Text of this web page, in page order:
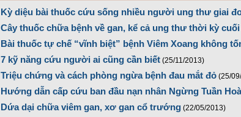
Kỳ diệu bài thuốc cứu sống nhiều người ung thư giai
Cây thuốc chữa bệnh về gan, kể cả ung thư thời kỳ cuối
Bài thuốc tự chế “vĩnh biệt” bệnh Viêm Xoang không
7 kỹ năng cứu người ai cũng cần biết (25/11/2013)
Triệu chứng và cách phòng ngừa bệnh đau mắt đỏ (25/
Hướng dẫn cấp cứu ban đầu nạn nhân Ngừng Tuần
Dứa dại chữa viêm gan, xơ gan cổ trướng (22/05/2013)